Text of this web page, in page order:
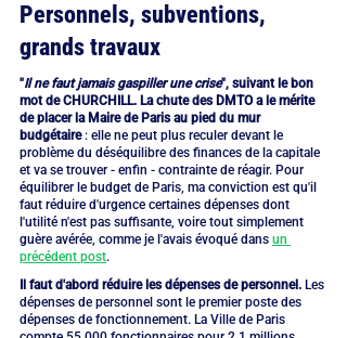
Personnels, subventions,
grands travaux
"Il ne faut jamais gaspiller une crise", suivant le bon
mot de CHURCHILL. La chute des DMTO a le mérite
de placer la Maire de Paris au pied du mur
budgétaire : elle ne peut plus reculer devant le
problème du déséquilibre des finances de la capitale
et va se trouver - enfin - contrainte de réagir. Pour
équilibrer le budget de Paris, ma conviction est qu'il
faut réduire d'urgence certaines dépenses dont
l'utilité n'est pas suffisante, voire tout simplement
guère avérée, comme je l'avais évoqué dans un
précédent post.
Il faut d'abord réduire les dépenses de personnel. Les
dépenses de personnel sont le premier poste des
dépenses de fonctionnement. La Ville de Paris